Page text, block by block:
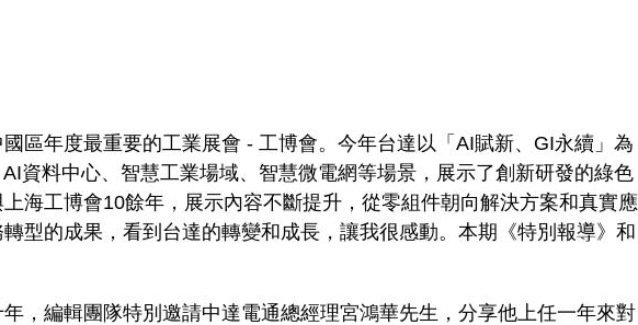
區年度最重要的工業展會 - 工博會。今年台達以「AI賦新、GI永續」為
資料中心、智慧工業場域、智慧微電網等場景，展示了創新研發的綠色
海工博會10餘年，展示內容不斷提升，從零組件朝向解決方案和真實應
型的成果，看到台達的轉變和成長，讓我很感動。本期《特別報導》和
，編輯團隊特別邀請中達電通總經理宮鴻華先生，分享他上任一年來對